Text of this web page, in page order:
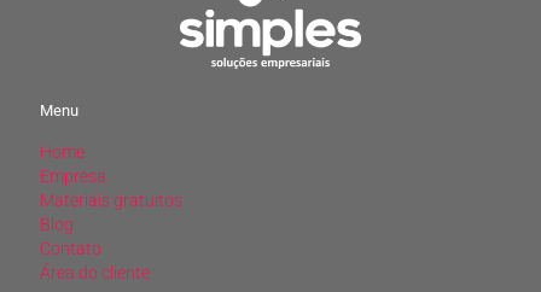
Menu
Menu
Home
Empresa
Materiais gratuitos
Blog
Contato
Área do cliente